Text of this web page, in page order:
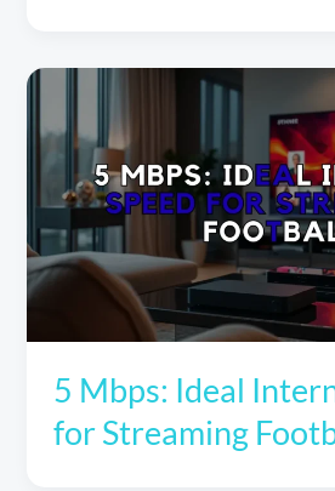
5 Mbps: Ideal
for Streaming